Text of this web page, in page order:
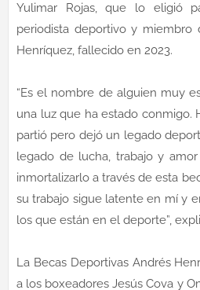
Yulimar Rojas, que lo eligió
periodista deportivo y miembro
Henríquez, fallecido en 2023.
“Es el nombre de alguien muy
una luz que ha estado conmigo.
partió pero dejó un legado
legado de lucha, trabajo y
inmortalizarlo a través de esta
su trabajo sigue latente en mí y
los que están en el deporte”,
La Becas Deportivas Andrés
a los boxeadores Jesús Cova y